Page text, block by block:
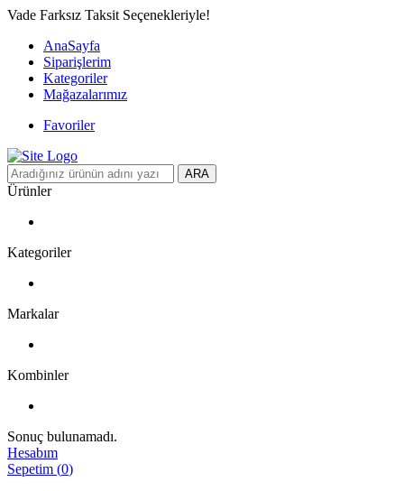
Vade Farksız Taksit Seçenekleriyle!
AnaSayfa
Siparişlerim
Kategoriler
Mağazalarımız
Favoriler
ARA
Ürünler
Kategoriler
Markalar
Kombinler
Sonuç bulunamadı.
Hesabım
Sepetim (0)